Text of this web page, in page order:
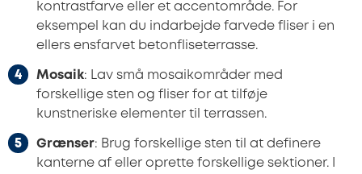
kontrastfarve eller et accentområde. For
eksempel kan du indarbejde farvede fliser i en
ellers ensfarvet betonfliseterrasse.
Mosaik: Lav små mosaikområder med
forskellige sten og fliser for at tilføje
kunstneriske elementer til terrassen.
Grænser: Brug forskellige sten til at definere
kanterne af eller oprette forskellige sektioner. I